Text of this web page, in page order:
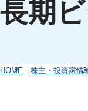
長期
HOME 株主・投資家情